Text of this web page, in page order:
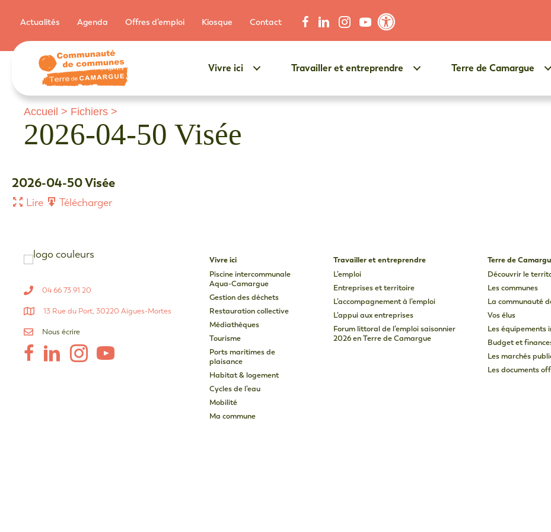
Actualités Agenda Offres d’emploi Kiosque Contact
Vivre ici Travailler et entreprendre Terre de Camargue
Accueil > Fichiers >
2026-04-50 Visée
2026-04-50 Visée
Lire Télécharger
04 66 73 91 20
13 Rue du Port, 30220 Aigues-Mortes
Nous écrire
Vivre ici
Piscine intercommunale
Aqua-Camargue
Gestion des déchets
Restauration collective
Médiathèques
Tourisme
Ports maritimes de
plaisance
Habitat & logement
Cycles de l’eau
Mobilité
Ma commune
Travailler et entreprendre
L’emploi
Entreprises et territoire
L’accompagnement à l’emploi
L’appui aux entreprises
Forum littoral de l’emploi saisonnier
2026 en Terre de Camargue
Terre de
Découvrir le
Les communes
La communauté
Vos élus
Les équipements
Budget et
Les marchés
Les documents